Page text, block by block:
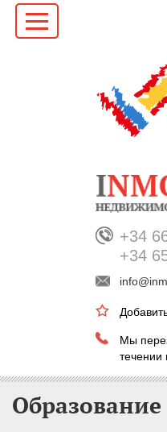
+34
+34
Мы
течении
Образование